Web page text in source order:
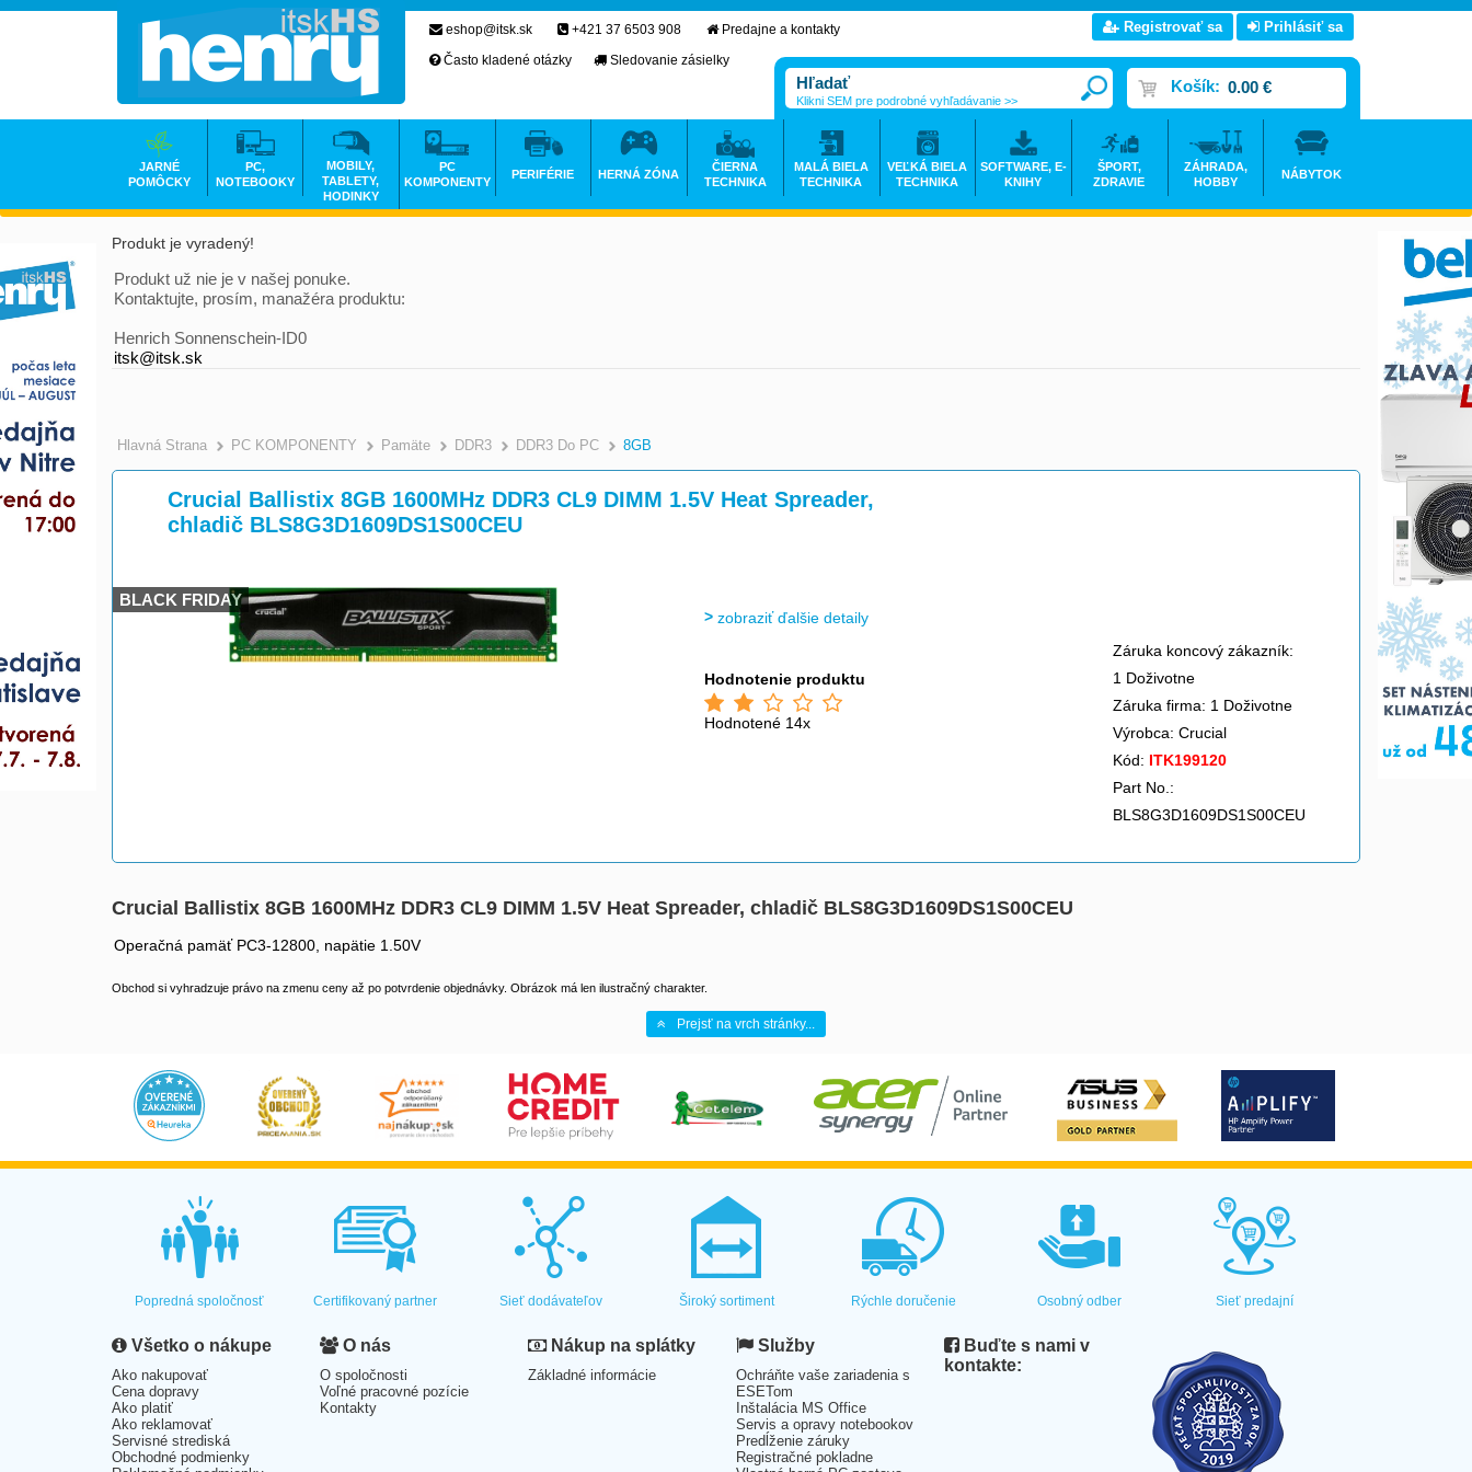
Produkt je vyradený!
Produkt už nie je v našej ponuke.
Kontaktujte, prosím, manažéra produktu:
Henrich Sonnenschein-ID0
itsk@itsk.sk
Hlavná Strana >
PC KOMPONENTY >
Pamäte >
DDR3 >
DDR3 Do PC >
8GB
Crucial Ballistix 8GB 1600MHz DDR3 CL9 DIMM 1.5V Heat Spreader,
chladič BLS8G3D1609DS1S00CEU
BLACK FRIDAY
zobraziť ďalšie detaily
Hodnotenie produktu
Hodnotené 14x
Záruka koncový zákazník:
1 Doživotne
Záruka firma: 1 Doživotne
Výrobca: Crucial
Kód: ITK199120
Part No.:
BLS8G3D1609DS1S00CEU
Crucial Ballistix 8GB 1600MHz DDR3 CL9 DIMM 1.5V Heat Spreader, chladič BLS8G3D1609DS1S00CEU
Operačná pamäť PC3-12800, napätie 1.50V
Obchod si vyhradzuje právo na zmenu ceny až po potvrdenie objednávky. Obrázok má len ilustračný charakter.
Prejsť na vrch stránky...
eshop@itsk.sk +421 37 6503 908
Predajne a kontakty
Často kladené otázky
Sledovanie zásielky
Registrovať sa Prihlásiť sa
Košík: 0.00 €
Klikni SEM pre podrobné vyhľadávanie >>
JARNÉ
POMÔCKY
PC,
NOTEBOOKY
MOBILY,
TABLETY,
HODINKY
PC
KOMPONENTY
PERIFÉRIE HERNÁ ZÓNA
ČIERNA
TECHNIKA
MALÁ BIELA
TECHNIKA
VEĽKÁ BIELA
TECHNIKA
SOFTWARE, E-
KNIHY
ŠPORT,
ZDRAVIE
ZÁHRADA,
HOBBY
NÁBYTOK
Popredná spoločnosť Certifikovaný partner Sieť dodávateľov Široký sortiment Rýchle doručenie Osobný odber Sieť predajní
Všetko o nákupe
Ako nakupovať
Cena dopravy
Ako platiť
Ako reklamovať
Servisné strediská
Obchodné podmienky
O nás
O spoločnosti
Voľné pracovné pozície
Kontakty
Nákup na splátky
Základné informácie
Služby
Ochráňte vaše zariadenia s
ESETom
Inštalácia MS Office
Servis a opravy notebookov
Predĺženie záruky
Registračné pokladne
Buďte s nami v
kontakte: